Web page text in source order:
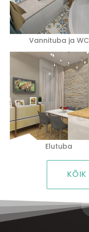
Vannituba ja WC
Elutuba
KÕIK